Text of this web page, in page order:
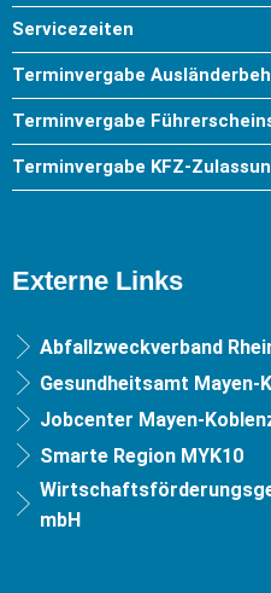
Servicezeiten
Terminvergabe
Terminvergabe
Terminvergabe KFZ-
Externe Links
Abfallzweckverband
Gesundheitsamt Mayen-
Jobcenter Mayen-
Smarte Region MYK10
mbH